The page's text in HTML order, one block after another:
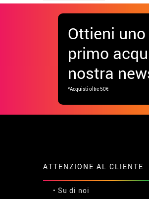
Ottieni
primo
nostra
*Acquisti oltre 50€
ATTENZIONE AL CLIENTE
• Su di noi